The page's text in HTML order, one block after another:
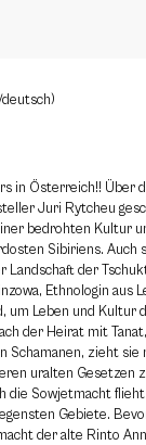
in Österreich!! Über
Juri Rytcheu
bedrohten Kultur
Sibiriens. Auch
der
Ethnologin aus
um Leben und Kultur
der Heirat mit
Schamanen, zieht sie
uralten Gesetzen
die Sowjetmacht
Gebiete.
der alte Rinto